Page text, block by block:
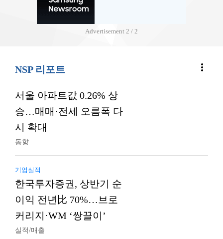
Advertisement 2 / 2
NSP 리포트 more_vert
서울 아파트값 0.26% 상
승…매매·전세 오름폭 다
시 확대
동향
기업실적
한국투자증권, 상반기 순
이익 전년比 70%…브로
커리지·WM ‘쌍끌이’
실적/매출